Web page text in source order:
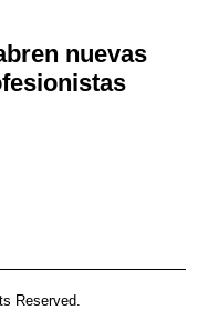
nuevas
Reserved.